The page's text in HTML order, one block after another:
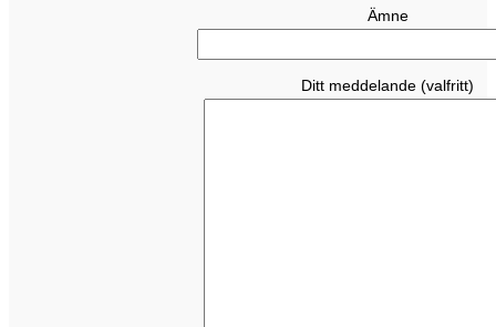
Ämne
Ditt meddelande (valfritt)